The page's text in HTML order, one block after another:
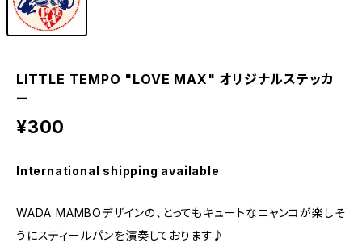
LITTLE TEMPO "LOVE MAX" オリジナルステッカ
ー
¥300
International shipping available
WADA MAMBOデザインの、とってもキュートなニャンコが楽しそ
うにスティールパンを演奏しております♪